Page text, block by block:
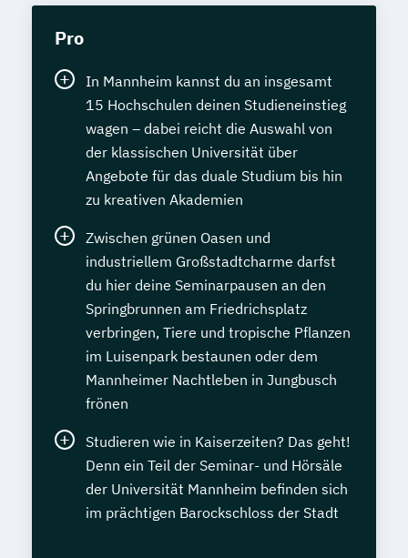
Pro
In Mannheim kannst du an insgesamt
15 Hochschulen deinen Studieneinstieg
wagen – dabei reicht die Auswahl von
der klassischen Universität über
Angebote für das duale Studium bis hin
zu kreativen Akademien
Zwischen grünen Oasen und
industriellem Großstadtcharme darfst
du hier deine Seminarpausen an den
Springbrunnen am Friedrichsplatz
verbringen, Tiere und tropische Pflanzen
im Luisenpark bestaunen oder dem
Mannheimer Nachtleben in Jungbusch
frönen
Studieren wie in Kaiserzeiten? Das geht!
Denn ein Teil der Seminar- und Hörsäle
der Universität Mannheim befinden sich
im prächtigen Barockschloss der Stadt